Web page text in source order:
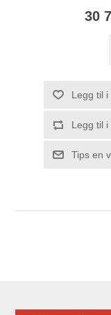
30
Legg til i
Legg til
Tips en